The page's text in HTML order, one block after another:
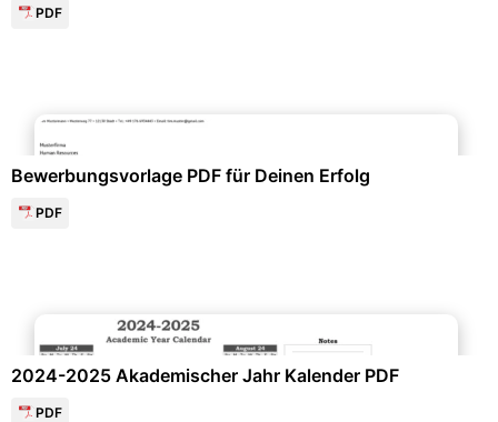
PDF
Bewerbungsvorlage PDF für Deinen Erfolg
PDF
2024-2025 Akademischer Jahr Kalender PDF
PDF